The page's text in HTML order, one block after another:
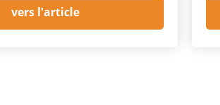
vers l'article